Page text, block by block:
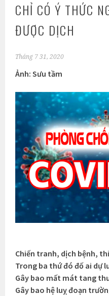
CHỈ CÓ Ý THỨC
ĐƯỢC DỊCH
Tháng 7 31, 2020
Ảnh: Sưu tầm
Chiến tranh, dịch bệnh,
Trong ba thứ đó đố ai dự
Gây bao mất mát tang
Gây bao hệ luỵ đoạn